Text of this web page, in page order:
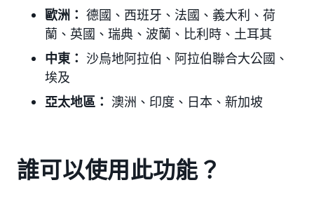
歐洲： 德國、西班牙、法國、義大利、荷
蘭、英國、瑞典、波蘭、 比利時、土耳其
中東： 沙烏地阿拉伯、阿拉伯聯合大公國 、
埃及
亞太地區： 澳洲、印度、日本 、新加坡
誰可以使用此功能？